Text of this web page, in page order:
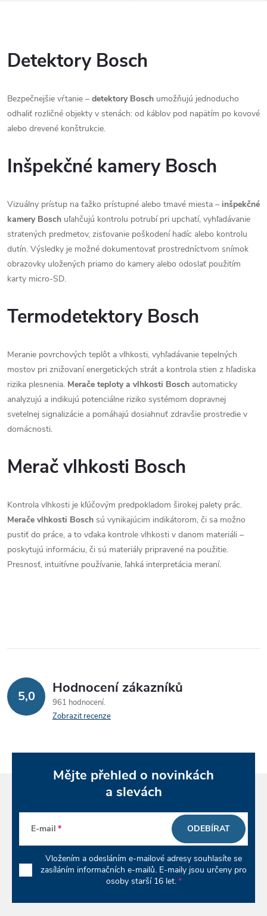
v
á
d
a
c
í
p
r
v
y
v
ý
p
i
u
Detektory Bosch
Bezpečnejšie vŕtanie – detektory Bosch umožňujú jednoducho
odhaliť rozličné objekty v stenách: od káblov pod napätím po kovové
alebo drevené konštrukcie.
Inšpekčné kamery Bosch
Vizuálny prístup na ťažko prístupné alebo tmavé miesta – inšpekčné
kamery Bosch uľahčujú kontrolu potrubí pri upchatí, vyhľadávanie
stratených predmetov, zisťovanie poškodení hadíc alebo kontrolu
dutín. Výsledky je možné dokumentovať prostredníctvom snímok
obrazovky uložených priamo do kamery alebo odoslať použitím
karty micro-SD.
Termodetektory Bosch
Meranie povrchových teplôt a vlhkosti, vyhľadávanie tepelných
mostov pri znižovaní energetických strát a kontrola stien z hľadiska
rizika plesnenia. Merače teploty a vlhkosti Bosch automaticky
analyzujú a indikujú potenciálne riziko systémom dopravnej
svetelnej signalizácie a pomáhajú dosiahnuť zdravšie prostredie v
domácnosti.
Merač vlhkosti Bosch
Kontrola vlhkosti je kľúčovým predpokladom širokej palety prác.
Merače vlhkosti Bosch sú vynikajúcim indikátorom, či sa možno
pustiť do práce, a to vďaka kontrole vlhkosti v danom materiáli –
poskytujú informáciu, či sú materiály pripravené na použitie.
Presnosť, intuitívne používanie, ľahká interpretácia meraní.
5,0 Hodnocení zákazníků
961 hodnocení
Zobrazit recenze
Mějte přehled o novinkách
a slevách
E-mail
Vložením a odesláním e-mailové adresy souhlasíte se
zasíláním informačních e-mailů. E-maily jsou určeny pro
osoby starší 16 let.
ODEBÍRAT